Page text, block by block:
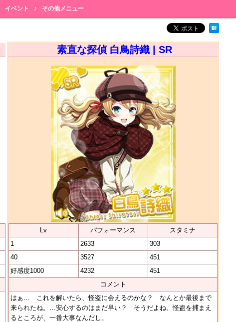
イベント ♪ その他メニュー
素直な探偵 白鳥詩織 | SR
Lv パフォーマンス
スタミナ
1
2633
303
40
3527
451
好感度1000
4232
451
コメント
はぁ… これを解いたら、怪盗に会えるのかな？ なんとか最後まで
来られたね。…安心するのはまだ早い？ そうだよね。怪盗を捕まえ
るところが、一番大事なんだし。